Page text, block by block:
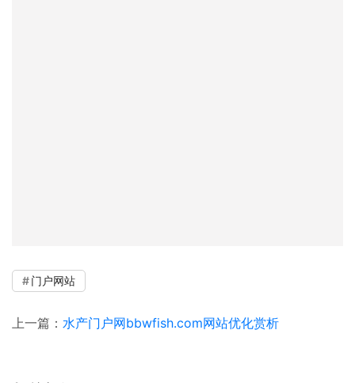
门户网站
上一篇： 水产门户网bbwfish.com网站优化赏析